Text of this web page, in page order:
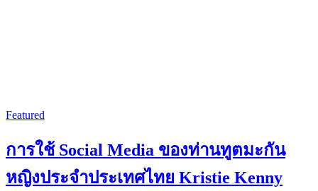
Featured
การใช้ Social Media ของท่านทูตมะกัน
หญิงประจำประเทศไทย Kristie Kenny